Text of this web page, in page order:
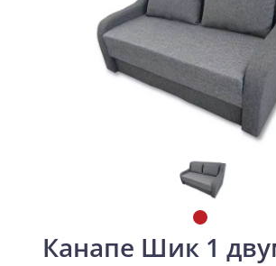
Канапе Шик 1